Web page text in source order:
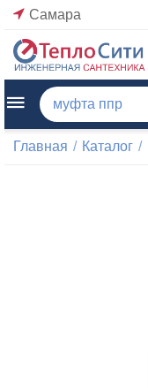
Самара
Главная / Каталог /